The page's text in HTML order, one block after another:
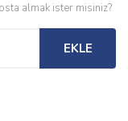
almak ister misiniz?
EKLE